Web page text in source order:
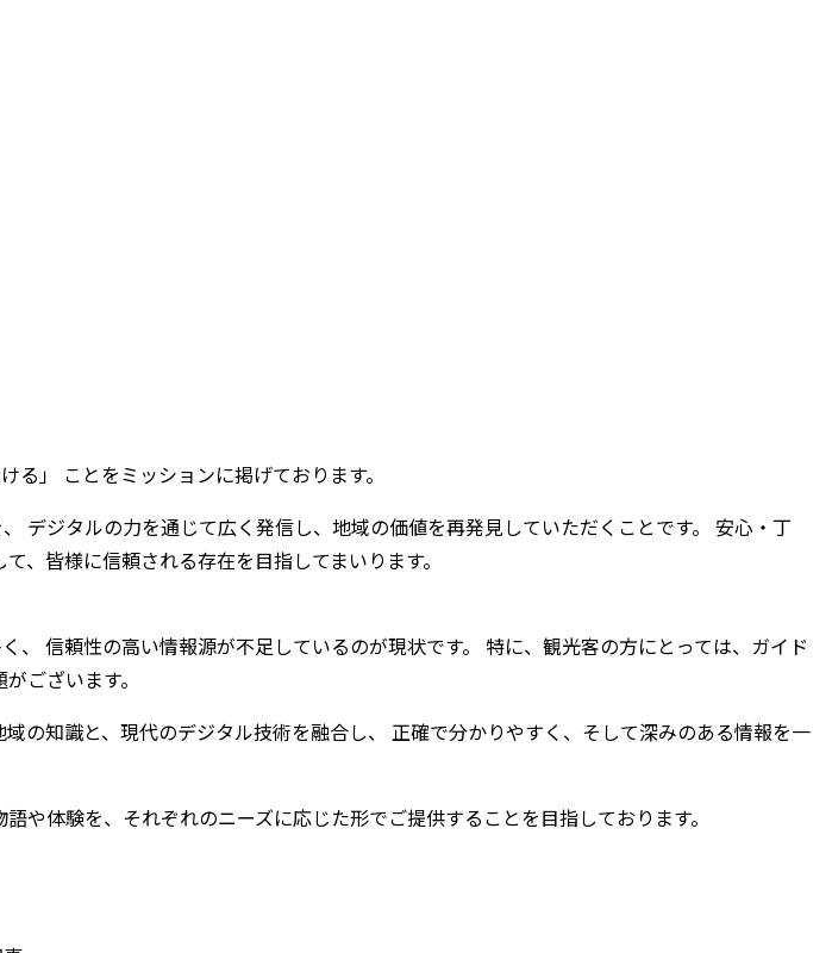
」 ことをミッションに掲げております。
デジタルの力を通じて広く発信し、地域の価値を再発見していただくことです。 安心・丁
、皆様に信頼される存在を目指してまいります。
信頼性の高い情報源が不足しているのが現状です。 特に、観光客の方にとっては、ガイド
ございます。
の知識と、現代のデジタル技術を融合し、 正確で分かりやすく、そして深みのある情報を一
体験を、それぞれのニーズに応じた形でご提供することを目指しております。